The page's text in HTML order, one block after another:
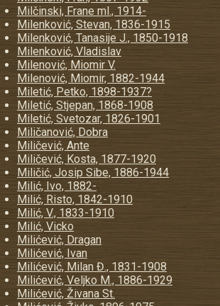
Milčinski, Frane ml., 1914-
Milenković, Stevan, 1836-1915
Milenković, Tanasije J., 1850-1918
Milenković, Vladislav
Milenović, Miomir V.
Milenović, Miomir, 1882-1944
Miletić, Petko, 1898-1937?
Miletić, Stjepan, 1868-1908
Miletić, Svetozar, 1826-1901
Miličanović, Dobra
Miličević, Ante
Miličević, Kosta, 1877-1920
Miličić, Josip Sibe, 1886-1944
Milić, Ivo, 1882-
Milić, Risto, 1842-1910
Milić, V., 1833-1910
Milić, Vicko
Milićević, Dragan
Milićević, Ivan
Milićević, Milan Đ., 1831-1908
Milićević, Veljko M., 1886-1929
Milićević, Živana St.